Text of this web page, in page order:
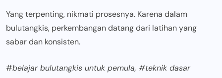
Yang terpenting, nikmati prosesnya. Karena dalam
bulutangkis, perkembangan datang dari latihan yang
sabar dan konsisten.
#belajar bulutangkis untuk pemula, #teknik dasar